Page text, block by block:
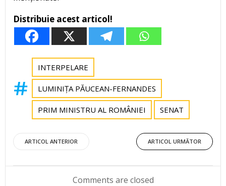
Distribuie acest articol!
INTERPELARE
LUMINIȚA PĂUCEAN-FERNANDES
PRIM MINISTRU AL ROMÂNIEI SENAT
Post
navigation
ARTICOL ANTERIOR
Post
navigation
ARTICOL URMĂTOR
Comments are closed